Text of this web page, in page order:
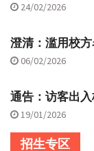
24/02/2026
澄清：滥用校
06/02/2026
通告：访客出
19/01/2026
招生专区